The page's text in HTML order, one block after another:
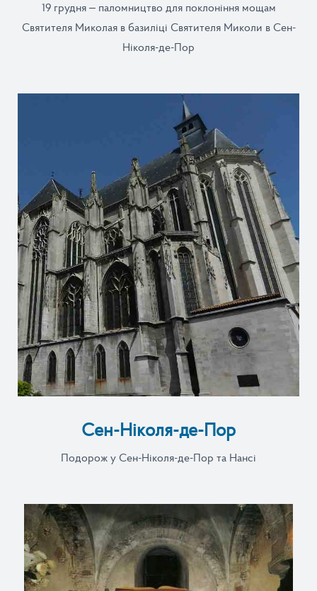
19 грудня – паломництво для поклоніння мощам
Святителя Миколая в базиліці Святителя Миколи в Сен-
Ніколя-де-Пор
Сен-Ніколя-де-Пор
Подорож у Сен-Ніколя-де-Пор та Нансі